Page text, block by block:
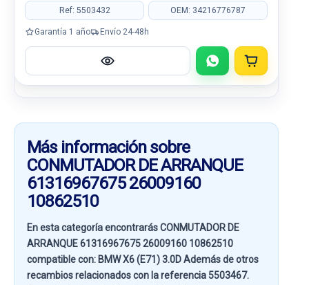
Ref: 5503432 OEM: 34216776787
Garantía 1 año Envío 24-48h
Más información sobre
CONMUTADOR DE ARRANQUE
61316967675 26009160
10862510
En esta categoría encontrarás CONMUTADOR DE
ARRANQUE 61316967675 26009160 10862510
compatible con: BMW X6 (E71) 3.0DAdemás de otros
recambios relacionados con la referencia 5503467.